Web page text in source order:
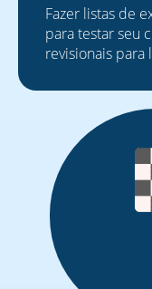
Fazer listas de
para testar seu
revisionais